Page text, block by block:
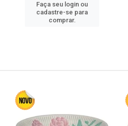
Faça seu login ou
cadastre-se para
comprar.